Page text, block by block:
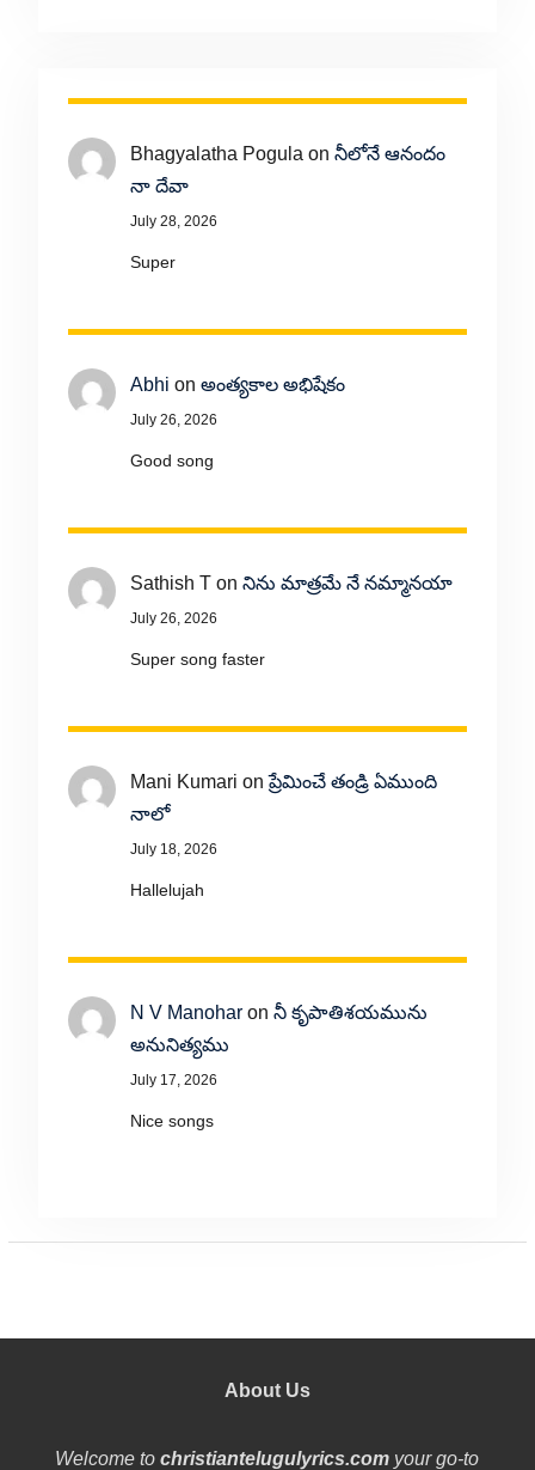
Bhagyalatha Pogula on నీలోనే ఆనందం
నా దేవా
July 28, 2026
Super
Abhi on అంత్యకాల అభిషేకం
July 26, 2026
Good song
Sathish Ton నిను మాత్రమే నే నమ్మానయా
July 26, 2026
Super song faster
Mani Kumari onప్రేమించే తండ్రి ఏముంది
నాలో
July 18, 2026
Hallelujah
N V Manoharon నీ కృపాతిశయమును
అనునిత్యము
July 17, 2026
Nice songs
About Us
Welcome tochristiantelugulyrics.com your go-to